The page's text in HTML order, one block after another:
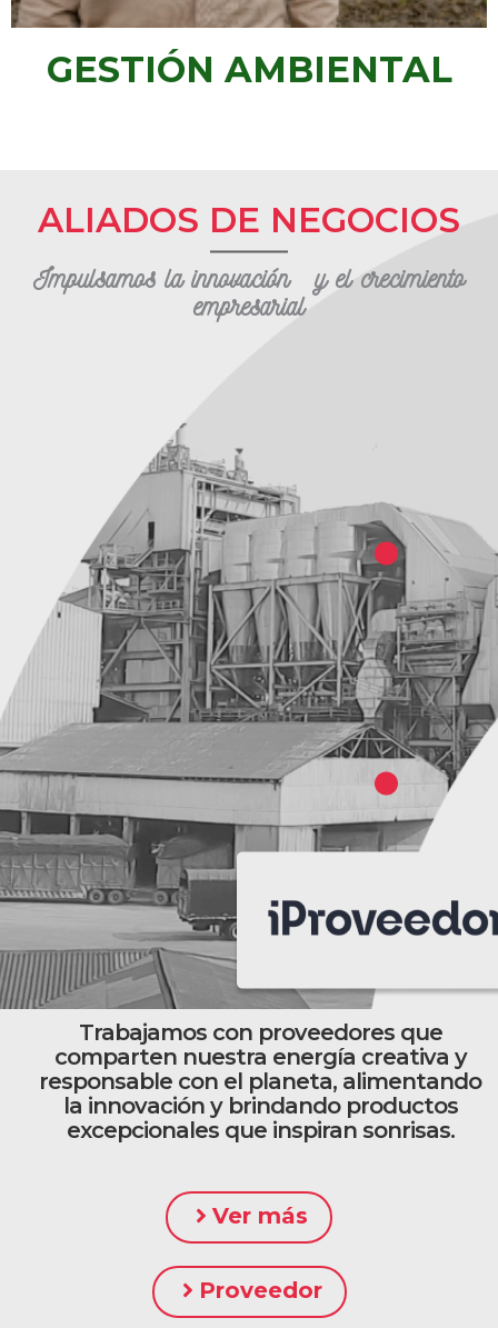
GESTIÓN AMBIENTAL
ALIADOS DE NEGOCIOS
Impulsamos la innovación y el crecimiento
empresarial
Trabajamos con proveedores que
comparten nuestra energía creativa y
responsable con el planeta, alimentando
la innovación y brindando productos
excepcionales que inspiran sonrisas.
Ver más
Proveedor